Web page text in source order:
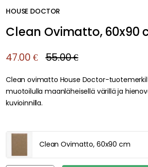
HOUSE DOCTOR
Clean Ovimatto, 60x90
47.00 € 55.00 €
Clean ovimatto House Doctor-
muotoilulla maanläheisellä värillä ja
kuvioinnilla.
Clean Ovimatto, 60x90 cm